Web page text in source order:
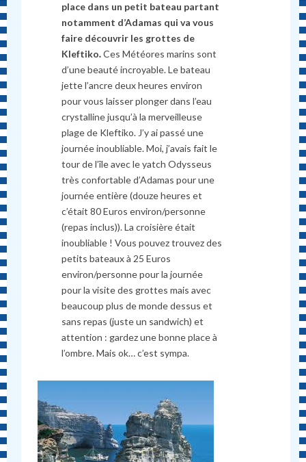
place dans un petit bateau partant
notamment d’Adamas qui va vous
faire découvrir les grottes de
Kleftiko.Ces Météores marins sont
d’une beauté incroyable. Le bateau
jette l’ancre deux heures environ
pour vous laisser plonger dans l’eau
crystalline jusqu’à la merveilleuse
plage de Kleftiko. J’y ai passé une
journée inoubliable. Moi, j’avais fait le
tour de l’île avec le yatch Odysseus
très confortable d’Adamas pour une
journée entière (douze heures et
c’était 80 Euros environ/personne
(repas inclus)). La croisière était
inoubliable ! Vous pouvez trouvez des
petits bateaux à 25 Euros
environ/personne pour la journée
pour la visite des grottes mais avec
beaucoup plus de monde dessus et
sans repas (juste un sandwich) et
attention : gardez une bonne place à
l’ombre. Mais ok… c’est sympa.